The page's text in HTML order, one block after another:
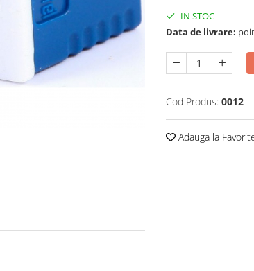
IN STOC
Data de livrare:
Cod Produs: 0012
Adauga la